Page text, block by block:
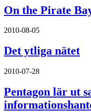
On the Pirate
2010-08-05
Det ytliga nätet
2010-07-28
Pentagon lär ut